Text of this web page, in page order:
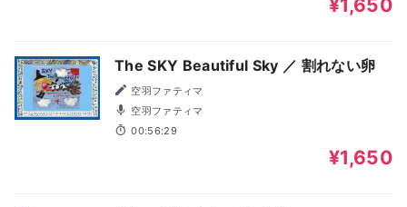
¥1,650
The SKY Beautiful Sky ／ 割れない卵
空羽ファティマ
空羽ファティマ
00:56:29
¥1,650